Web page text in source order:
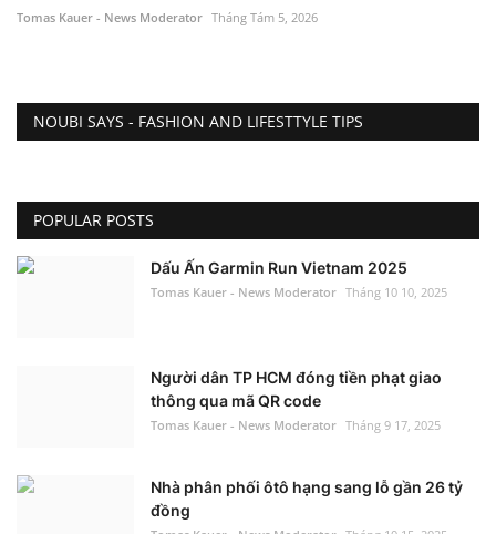
Tomas Kauer - News Moderator Tháng Tám 5, 2026
NOUBI SAYS - FASHION AND LIFESTTYLE TIPS
POPULAR POSTS
Dấu Ấn Garmin Run Vietnam 2025
Tomas Kauer - News Moderator Tháng 10 10, 2025
Người dân TP HCM đóng tiền phạt giao
thông qua mã QR code
Tomas Kauer - News Moderator Tháng 9 17, 2025
Nhà phân phối ôtô hạng sang lỗ gần 26 tỷ
đồng